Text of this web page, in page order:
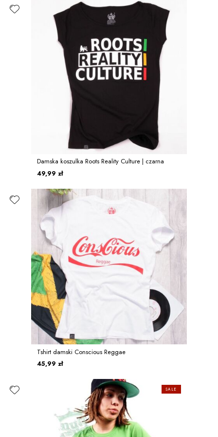
Damska koszulka Roots Reality Culture | czarna
49,99 zł
Tshirt damski Conscious Reggae
45,99 zł
SALE